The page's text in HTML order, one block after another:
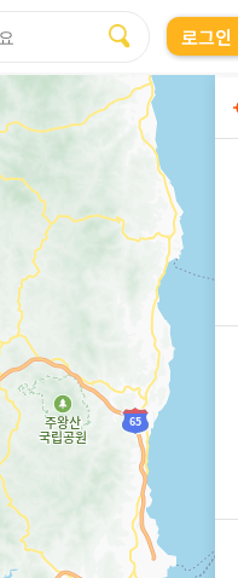
로그인